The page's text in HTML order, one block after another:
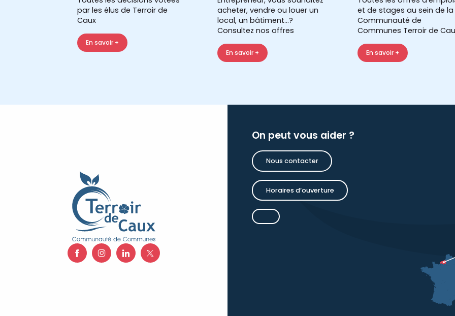
par les élus de Terroir de
Caux
En savoir +
acheter, vendre ou louer un
local, un bâtiment...?
Consultez nos offres
En savoir +
et de stages au sein de la
Communauté de
Communes Terroir de
En savoir +
On peut vous aider ?
Nous contacter
Horaires d’ouverture